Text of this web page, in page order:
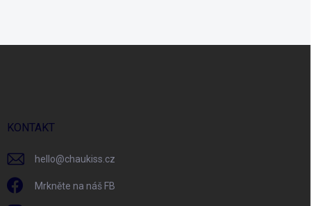
KONTAKT
hello@chaukiss.cz
Mrkněte na náš FB